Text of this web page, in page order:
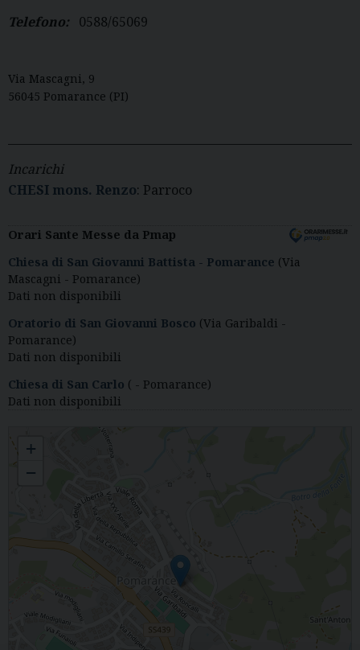
Telefono: 0588/65069
Via Mascagni, 9
56045 Pomarance (PI)
Incarichi
CHESI mons. Renzo: Parroco
Orari Sante Messe da Pmap
Chiesa di San Giovanni Battista - Pomarance (Via
Mascagni - Pomarance)
Dati non disponibili
Oratorio di San Giovanni Bosco (Via Garibaldi -
Pomarance)
Dati non disponibili
Chiesa di San Carlo ( - Pomarance)
Dati non disponibili
Pomarance
+
−